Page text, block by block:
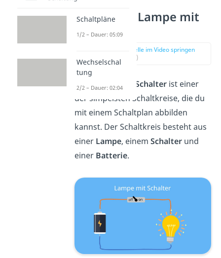
Beispiel — Lampe mit
Schalter
zur Stelle im Video springen
(02:27)
EineLampe mit Schalterist einer
der simpelsten Schaltkreise, die du
mit einem Schaltplan abbilden
kannst. Der Schaltkreis besteht aus
einer Lampe, einem Schalterund
einer Batterie.
Schaltpläne
1/2 – Dauer: 05:09
Wechselschal
tung
2/2 – Dauer: 02:04